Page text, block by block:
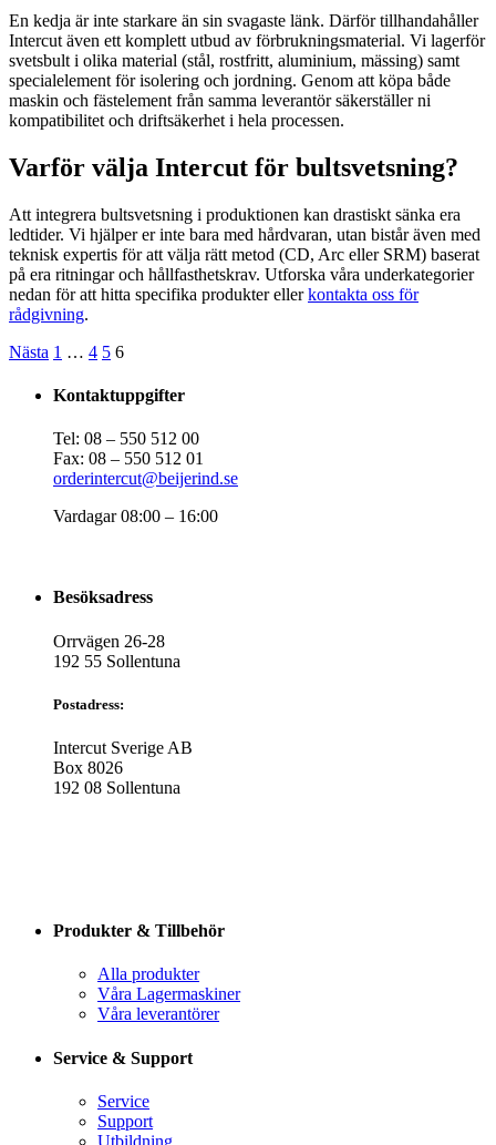
En kedja är inte starkare än sin svagaste länk. Därför tillhandahåller
Intercut även ett komplett utbud av förbrukningsmaterial. Vi lagerför
svetsbult i olika material (stål, rostfritt, aluminium, mässing) samt
specialelement för isolering och jordning. Genom att köpa både
maskin och fästelement från samma leverantör säkerställer ni
kompatibilitet och driftsäkerhet i hela processen.
Varför välja Intercut för bultsvetsning?
Att integrera bultsvetsning i produktionen kan drastiskt sänka era
ledtider. Vi hjälper er inte bara med hårdvaran, utan bistår även med
teknisk expertis för att välja rätt metod (CD, Arc eller SRM) baserat
på era ritningar och hållfasthetskrav. Utforska våra underkategorier
nedan för att hitta specifika produkter ellerkontakta oss för
rådgivning.
Nästa 1 … 4 5 6
Kontaktuppgifter
Tel: 08 – 550 512 00
Fax: 08 – 550 512 01
orderintercut@beijerind.se
Vardagar 08:00 – 16:00
Besöksadress
Orrvägen 26-28
192 55 Sollentuna
Postadress:
Intercut Sverige AB
Box 8026
192 08 Sollentuna
Produkter & Tillbehör
Alla produkter
Våra Lagermaskiner
Våra leverantörer
Service & Support
Service
Support
Utbildning